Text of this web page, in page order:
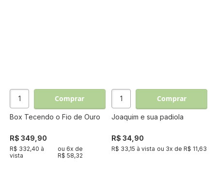
Comprar
Box Tecendo o Fio de Ouro
R$ 349,90
R$ 332,40 à
vista
ou 6x de
R$ 58,32
Comprar
Joaquim e sua padiola
R$ 34,90
R$ 33,15 à vista ou 3x deR$ 11,63